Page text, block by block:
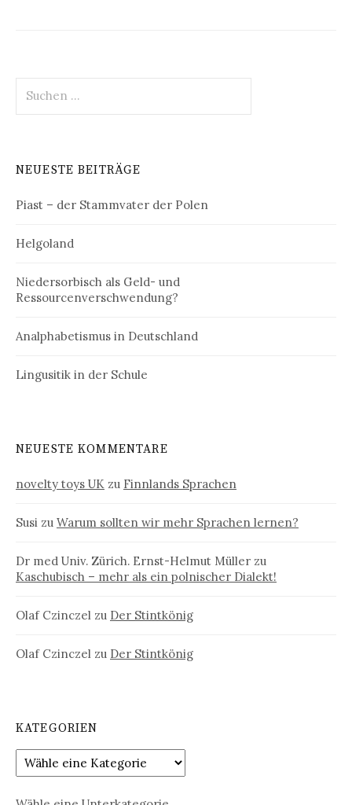
nach:
NEUESTE BEITRÄGE
Piast – der Stammvater der Polen
Helgoland
Niedersorbisch als Geld- und
Ressourcenverschwendung?
Analphabetismus in Deutschland
Lingusitik in der Schule
NEUESTE KOMMENTARE
novelty toys UK zu Finnlands Sprachen
Susi zu Warum sollten wir mehr Sprachen lernen?
Dr med Univ. Zürich. Ernst-Helmut Müller zu
Kaschubisch – mehr als ein polnischer Dialekt!
Olaf Czinczel zu Der Stintkönig
Olaf Czinczel zu Der Stintkönig
KATEGORIEN